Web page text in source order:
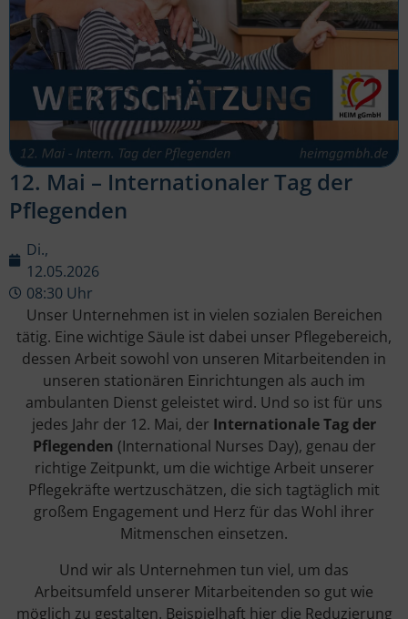
12. Mai – Internationaler Tag der
Pflegenden
Di.,
12.05.2026
08:30 Uhr
Unser Unternehmen ist in vielen sozialen Bereichen
tätig. Eine wichtige Säule ist dabei unser Pflegebereich,
dessen Arbeit sowohl von unseren Mitarbeitenden in
unseren stationären Einrichtungen als auch im
ambulanten Dienst geleistet wird. Und so ist für uns
jedes Jahr der 12. Mai, der Internationale Tag der
Pflegenden (International Nurses Day), genau der
richtige Zeitpunkt, um die wichtige Arbeit unserer
Pflegekräfte wertzuschätzen, die sich tagtäglich mit
großem Engagement und Herz für das Wohl ihrer
Mitmenschen einsetzen.
Und wir als Unternehmen tun viel, um das
Arbeitsumfeld unserer Mitarbeitenden so gut wie
möglich zu gestalten. Beispielhaft hier die Reduzierung